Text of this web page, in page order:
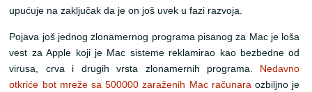
upućuje na zaključak da je on još uvek u fazi razvoja.
Pojava još jednog zlonamernog programa pisanog za Mac je loša
vest za Apple koji je Mac sisteme reklamirao kao bezbedne od
virusa, crva i drugih vrsta zlonamernih programa.
Nedavno
otkriće bot mreže sa 500000 zaraženih Mac računaraozbiljno je